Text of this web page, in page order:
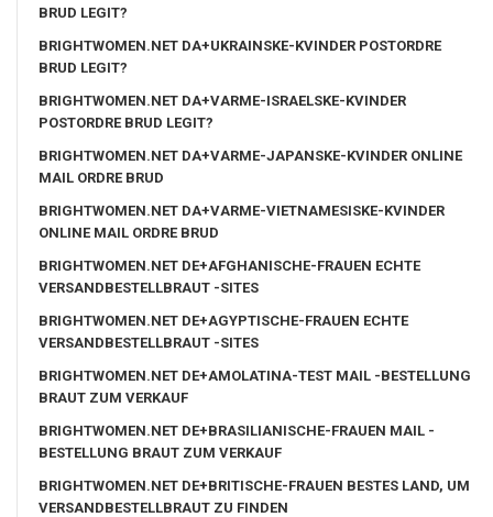
BRUD LEGIT?
BRIGHTWOMEN.NET DA+UKRAINSKE-KVINDER POSTORDRE
BRUD LEGIT?
BRIGHTWOMEN.NET DA+VARME-ISRAELSKE-KVINDER
POSTORDRE BRUD LEGIT?
BRIGHTWOMEN.NET DA+VARME-JAPANSKE-KVINDER ONLINE
MAIL ORDRE BRUD
BRIGHTWOMEN.NET DA+VARME-VIETNAMESISKE-KVINDER
ONLINE MAIL ORDRE BRUD
BRIGHTWOMEN.NET DE+AFGHANISCHE-FRAUEN ECHTE
VERSANDBESTELLBRAUT -SITES
BRIGHTWOMEN.NET DE+AGYPTISCHE-FRAUEN ECHTE
VERSANDBESTELLBRAUT -SITES
BRIGHTWOMEN.NET DE+AMOLATINA-TEST MAIL -BESTELLUNG
BRAUT ZUM VERKAUF
BRIGHTWOMEN.NET DE+BRASILIANISCHE-FRAUEN MAIL -
BESTELLUNG BRAUT ZUM VERKAUF
BRIGHTWOMEN.NET DE+BRITISCHE-FRAUEN BESTES LAND, UM
VERSANDBESTELLBRAUT ZU FINDEN